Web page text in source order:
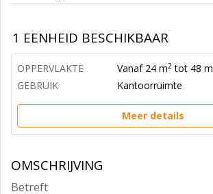
1 EENHEID BESCHIKBAAR
OPPERVLAKTE Vanaf 24 m2 tot 48 m
GEBRUIK Kantoorruimte
Meer details
OMSCHRIJVING
Betreft